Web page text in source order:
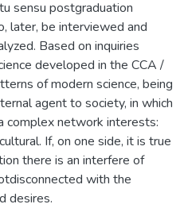
sensu postgraduation
later, be interviewed and
Based on inquiries
developed in the CCA /
of modern science, being
agent to society, in which
complex network interests:
If, on one side, it is true
there is an interfere of
with the
desires.